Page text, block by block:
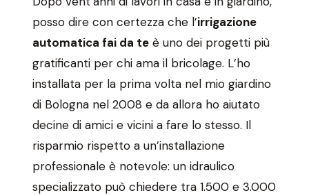
posso dire con certezza che l’irrigazione
automatica fai da te è uno dei progetti più
gratificanti per chi ama il bricolage. L’ho
installata per la prima volta nel mio giardino
di Bologna nel 2008 e da allora ho aiutato
decine di amici e vicini a fare lo stesso. Il
risparmio rispetto a un’installazione
professionale è notevole: un idraulico
specializzato può chiedere tra 1.500 e 3.000